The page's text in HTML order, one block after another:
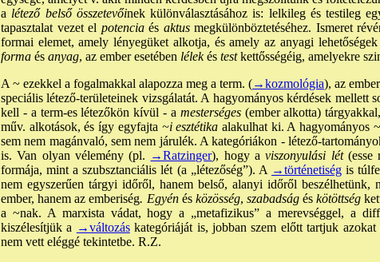
a létező belső összetevőinek különválasztásához is: lelkileg és testileg
tapasztalat vezet el potenciaés aktusmegkülönböztetéséhez. Ismeret
formai elemet, amely lényegüket alkotja, és amely az anyagi
forma és anyag, az ember esetében lélekés testkettősségéig, amelyekre
A ~ ezekkel a fogalmakkal alapozza meg a term. (→kozmológia), az
speciális létező-területeinek vizsgálatát. A hagyományos kérdések
kell - a term-es létezőkön kívül - a mesterséges(ember alkotta)
műv. alkotások, és így egyfajta ~i esztétika alakulhat ki. A hagyományos
sem nem magánvaló, sem nem járulék. A kategóriákon - létező-
is. Van olyan vélemény (pl. →Ratzinger), hogy a viszonyulási lét(esse
formája, mint a szubsztanciális lét (a „létezőség”). A →történetiségis
nem egyszerűen tárgyi időről, hanem belső, alanyi időről
ember, hanem az emberiség. Egyénésközösség, szabadságés kötöttség
a ~nak. A marxista vádat, hogy a „metafizikus” a merevséggel, a
kiszélesítjük a →változáskategóriáját is, jobban szem előtt tartjuk azokat
nem vett eléggé tekintetbe. R.Z.